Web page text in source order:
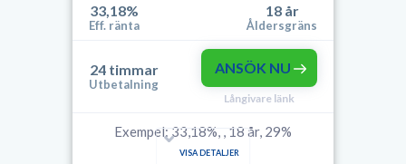
33,18%
Eff. ränta
18 år
Åldersgräns
24 timmar
Utbetalning
ANSÖK NU
Långivare länk
Exempel: 33,18%, , 18 år, 29%
VISA DETALJER